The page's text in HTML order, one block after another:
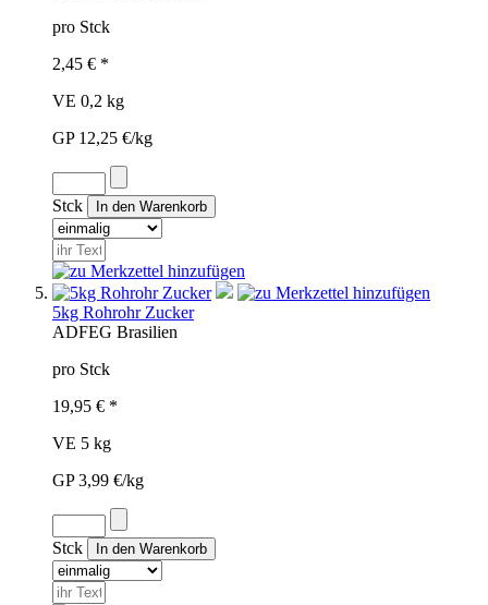
pro Stck
2,45 € *
VE 0,2 kg
GP 12,25 €/kg
Stck
5kg Rohrohr Zucker
ADFEG Brasilien
pro Stck
19,95 € *
VE 5 kg
GP 3,99 €/kg
Stck